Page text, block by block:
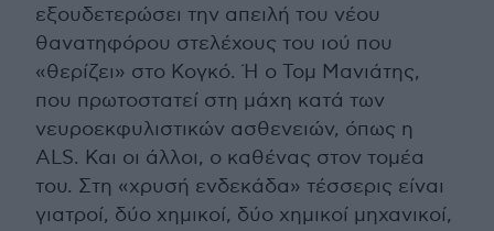
εξουδετερώσει την απειλή του νέου
θανατηφόρου στελέχους του ιού που
«θερίζει» στο Κογκό. Ή ο Τομ Μανιάτης,
που πρωτοστατεί στη μάχη κατά των
νευροεκφυλιστικών ασθενειών, όπως η
ALS. Και οι άλλοι, ο καθένας στον τομέα
του. Στη «χρυσή ενδεκάδα» τέσσερις είναι
γιατροί, δύο χημικοί, δύο χημικοί μηχανικοί,